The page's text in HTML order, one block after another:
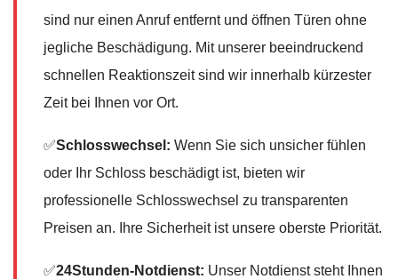
sind nur einen Anruf entfernt und öffnen Türen ohne
jegliche Beschädigung. Mit unserer beeindruckend
schnellen Reaktionszeit sind wir innerhalb kürzester
Zeit bei Ihnen vor Ort.
✅Schlosswechsel: Wenn Sie sich unsicher fühlen
oder Ihr Schloss beschädigt ist, bieten wir
professionelle Schlosswechsel zu transparenten
Preisen an. Ihre Sicherheit ist unsere oberste Priorität.
✅24Stunden-Notdienst: Unser Notdienst steht Ihnen